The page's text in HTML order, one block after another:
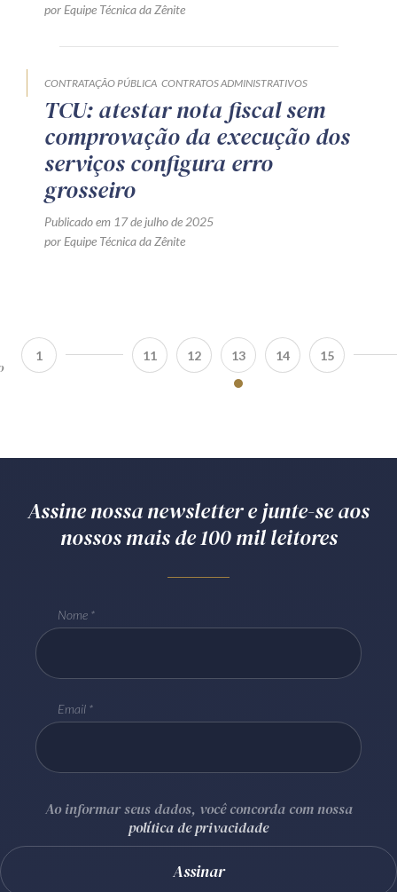
por Equipe Técnica da Zênite
CONTRATAÇÃO PÚBLICA CONTRATOS ADMINISTRATIVOS
TCU: atestar nota fiscal sem
comprovação da execução dos
serviços configura erro
grosseiro
Publicado em 17 de julho de 2025
por Equipe Técnica da Zênite
1 11 12 13 14 15
Assine nossa newsletter e junte-se aos
nossos mais de 100 mil leitores
Nome
Email
Ao informar seus dados, você concorda com nossa
política de privacidade